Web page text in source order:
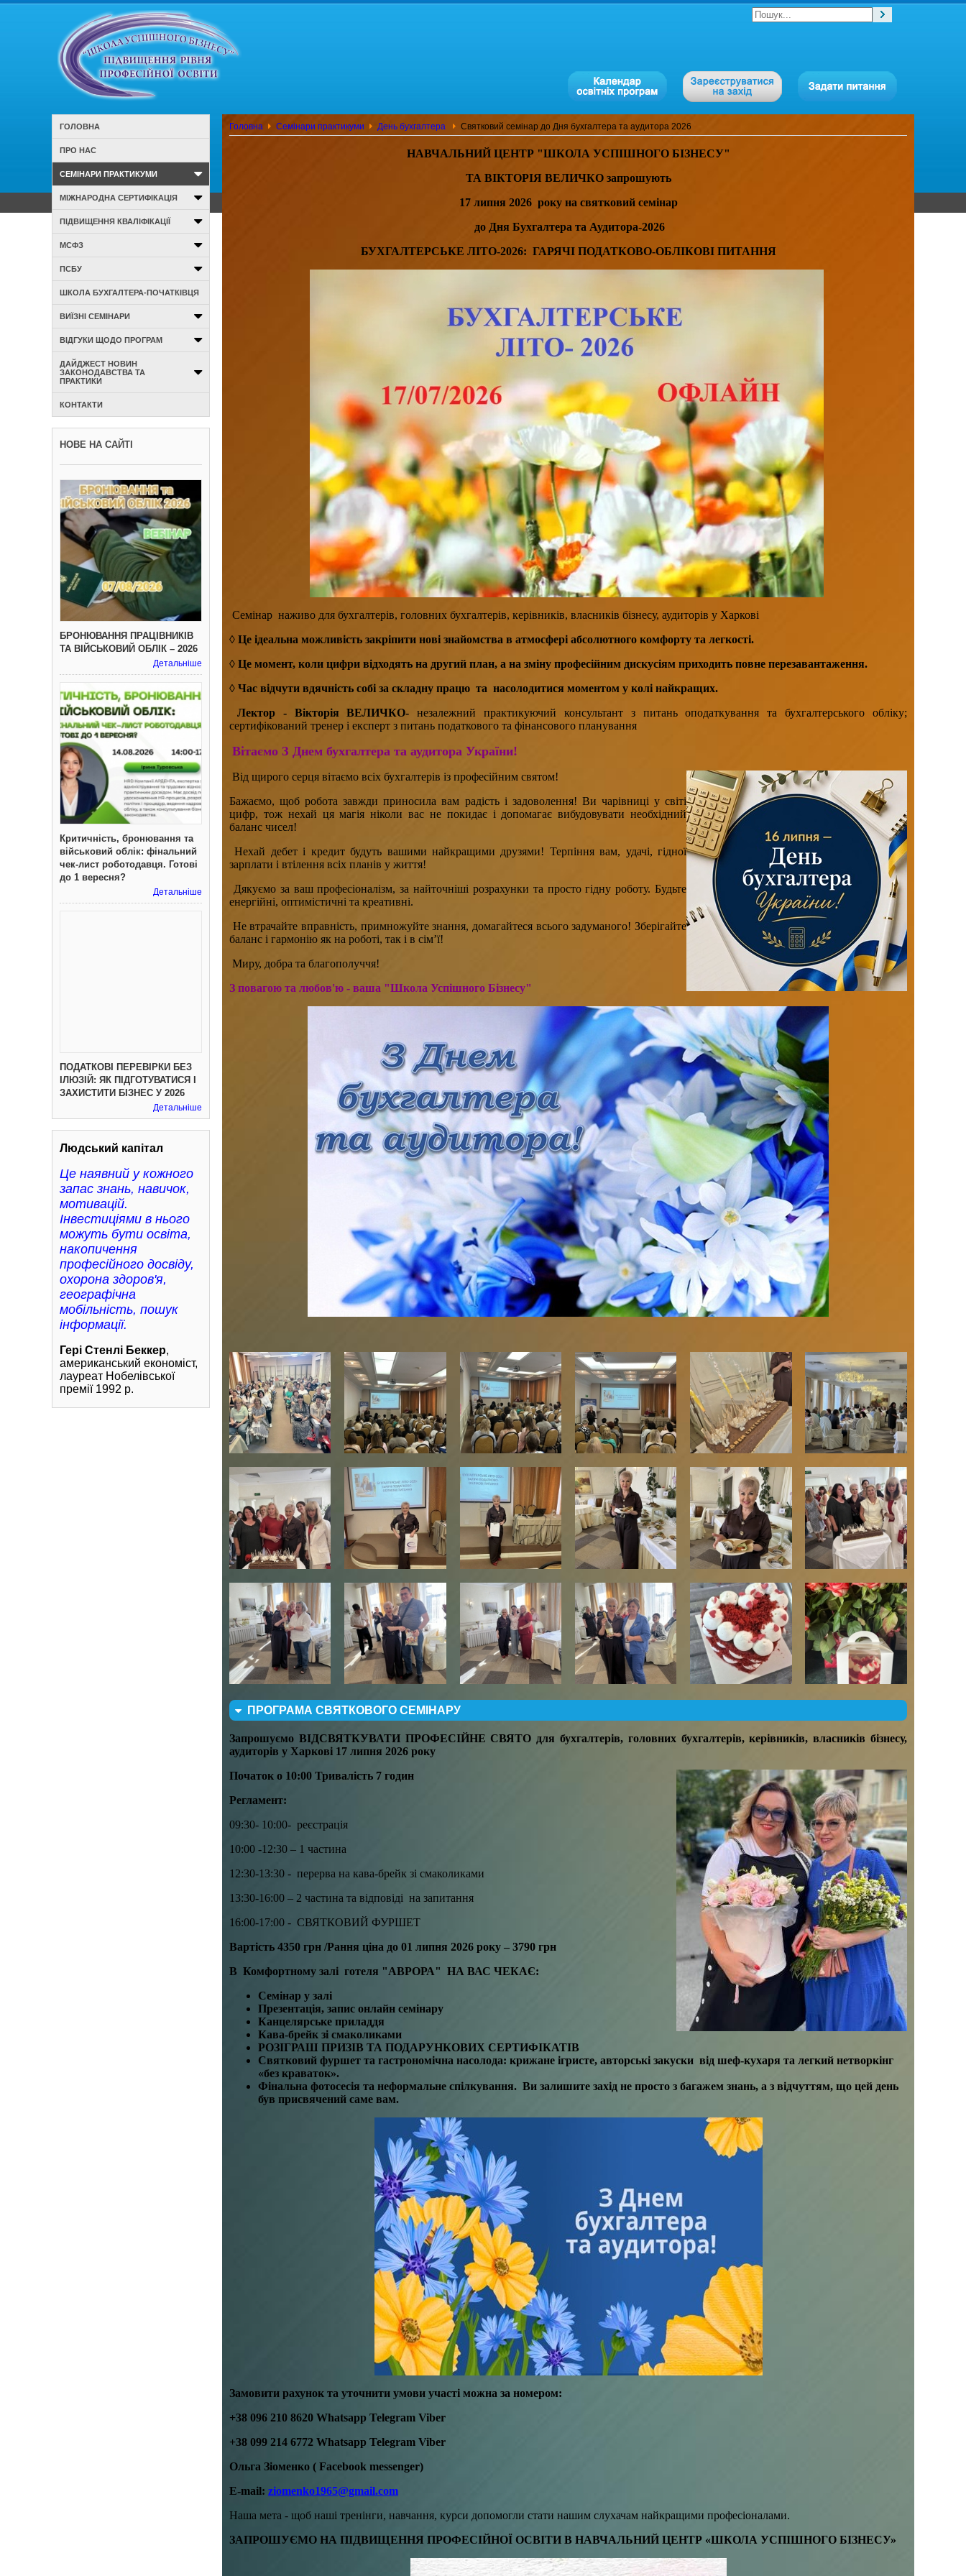
Головна Семінари практикуми День бухгалтера Святковий семінар до Дня бухгалтера та аудитора 2026
НАВЧАЛЬНИЙ ЦЕНТР "ШКОЛА УСПІШНОГО БІЗНЕСУ"
ТА ВІКТОРІЯ ВЕЛИЧКО запрошують
17 липня 2026 року на святковий семінар
до Дня Бухгалтера та Аудитора-2026
БУХГАЛТЕРСЬКЕ ЛІТО-2026: ГАРЯЧІ ПОДАТКОВО-ОБЛІКОВІ ПИТАННЯ
Cемінар наживо для бухгалтерів, головних бухгалтерів, керівників, власників бізнесу, аудиторів у Харкові
◊ Це ідеальна можливість закріпити нові знайомства в атмосфері абсолютного комфорту та легкості.
◊ Це момент, коли цифри відходять на другий план, а на зміну професійним дискусіям приходить повне перезавантаження.
◊ Час відчути вдячність собі за складну працю та насолодитися моментом у колі найкращих.
Лектор - ВікторіяВЕЛИЧКО-незалежний практикуючий консультант з питань оподаткування та бухгалтерського обліку;
сертифікований тренер і експерт з питань податкового та фінансового планування
Вітаємо З Днем бухгалтера та аудитора України!
Від щирого серця вітаємо всіх бухгалтерів із професійним святом!
Бажаємо, щоб робота завжди приносила вам радість і задоволення! Ви чарівниці у світі
цифр, тож нехай ця магія ніколи вас не покидає і допомагає вибудовувати необхідний
баланс чисел!
Нехай дебет і кредит будуть вашими найкращими друзями! Терпіння вам, удачі, гідної
зарплати і втілення всіх планів у життя!
Дякуємо за ваш професіоналізм, за найточніші розрахунки та просто гідну роботу. Будьте
енергійні, оптимістичні та креативні.
Не втрачайте вправність, примножуйте знання, домагайтеся всього задуманого! Зберігайте
баланс і гармонію як на роботі, так і в сім’ї!
Миру, добра та благополуччя!
З повагою та любов'ю - ваша "Школа Успішного Бізнесу"
ПРОГРАМА СВЯТКОВОГО СЕМІНАРУ
Запрошуємо ВІДСВЯТКУВАТИ ПРОФЕСІЙНЕ СВЯТО для бухгалтерів, головних бухгалтерів, керівників, власників бізнесу,
аудиторів у Харкові 17 липня 2026 року
Початок о 10:00 Тривалість 7 годин
Регламент:
09:30- 10:00- реєстрація
10:00 -12:30 – 1 частина
12:30-13:30 - перерва на кава-брейк зі смаколиками
13:30-16:00 – 2 частина та відповіді на запитання
16:00-17:00 - СВЯТКОВИЙ ФУРШЕТ
Вартість 4350 грн /Рання ціна до 01 липня 2026 року – 3790 грн
В Комфортному залі готеля "АВРОРА" НА ВАС ЧЕКАЄ:
Семінар у залі
Презентація, запис онлайн семінару
Канцелярське приладдя
Кава-брейк зі смаколиками
РОЗІГРАШ ПРИЗІВ ТА ПОДАРУНКОВИХ СЕРТИФІКАТІВ
Святковий фуршет та гастрономічна насолода: крижане ігристе, авторські закуски від шеф-кухаря та легкий нетворкінг
«без краваток».
Фінальна фотосесія та неформальне спілкування. Ви залишите захід не просто з багажем знань, а з відчуттям, що цей день
був присвячений саме вам.
Замовити рахунок та уточнити умови участі можна за номером:
+38 096 210 8620 Whatsapp Telegram Viber
+38 099 214 6772 Whatsapp Telegram Viber
Ольга Зіоменко ( Facebook messenger)
E-mail: ziomenko1965@gmail.com
Наша мета - щоб наші тренінги, навчання, курси допомогли стати нашим слухачам найкращими професіоналами.
ЗАПРОШУЄМО НА ПІДВИЩЕННЯ ПРОФЕСІЙНОЇ ОСВІТИ В НАВЧАЛЬНИЙ ЦЕНТР «ШКОЛА УСПІШНОГО БІЗНЕСУ»
ГОЛОВНА
ПРО НАС
СЕМІНАРИ ПРАКТИКУМИ
МІЖНАРОДНА СЕРТИФІКАЦІЯ
ПІДВИЩЕННЯ КВАЛІФІКАЦІЇ
МСФЗ
ПСБУ
ШКОЛА БУХГАЛТЕРА-ПОЧАТКІВЦЯ
ВИЇЗНІ СЕМІНАРИ
ВІДГУКИ ЩОДО ПРОГРАМ
ДАЙДЖЕСТ НОВИН
ЗАКОНОДАВСТВА ТА
ПРАКТИКИ
КОНТАКТИ
НОВЕ НА САЙТІ
БРОНЮВАННЯ ПРАЦІВНИКІВ
ТА ВІЙСЬКОВИЙ ОБЛІК – 2026
Детальніше
Критичність, бронювання та
військовий облік: фінальний
чек-лист роботодавця. Готові
до 1 вересня?
Детальніше
ПОДАТКОВІ ПЕРЕВІРКИ БЕЗ
ІЛЮЗІЙ: ЯК ПІДГОТУВАТИСЯ І
ЗАХИСТИТИ БІЗНЕС У 2026
Детальніше
Людський капітал
Це наявний у кожного
запас знань, навичок,
мотивацій.
Інвестиціями в нього
можуть бути освіта,
накопичення
професійного досвіду,
охорона здоров'я,
географічна
мобільність, пошук
інформації.
Гері Стенлі Беккер,
американський економіст,
лауреат Нобелівської
премії 1992 р.